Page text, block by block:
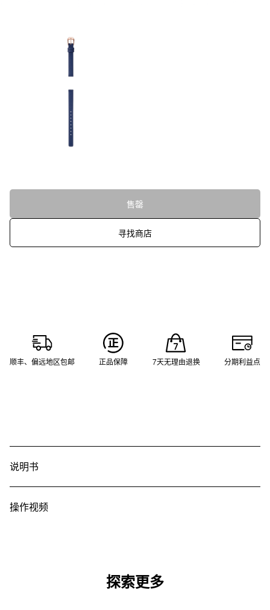
售罄
寻找商店
顺丰、偏远地区包邮 正品保障 7天无理由退换 分期利益点
说明书
操作视频
探索更多